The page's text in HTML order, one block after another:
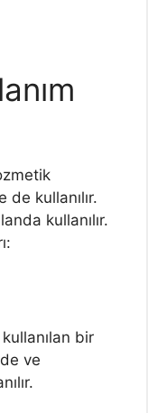
kullanılır.
kullanılır.
bir
ve